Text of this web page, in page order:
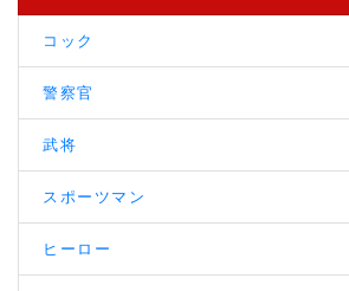
コック
警察官
武将
スポーツマン
ヒーロー